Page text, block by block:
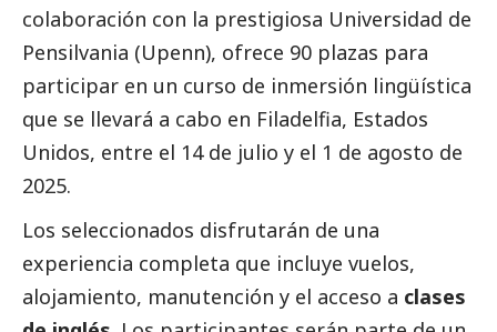
colaboración con la prestigiosa Universidad de
Pensilvania (Upenn), ofrece 90 plazas para
participar en un curso de inmersión lingüística
que se llevará a cabo en Filadelfia, Estados
Unidos, entre el 14 de julio y el 1 de agosto de
2025.
Los seleccionados disfrutarán de una
experiencia completa que incluye vuelos,
alojamiento, manutención y el acceso a clases